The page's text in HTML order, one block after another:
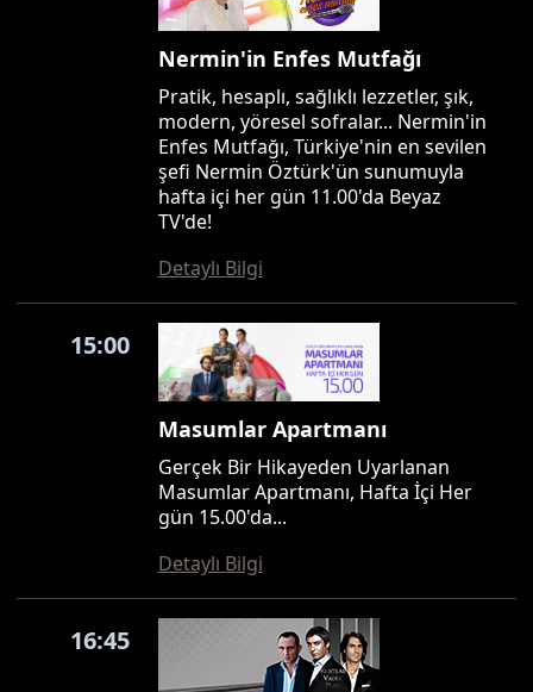
Nermin'in Enfes Mutfağı
Pratik, hesaplı, sağlıklı lezzetler, şık,
modern, yöresel sofralar... Nermin'in
Enfes Mutfağı, Türkiye'nin en sevilen
şefi Nermin Öztürk'ün sunumuyla
hafta içi her gün 11.00'da Beyaz
TV'de!
Detaylı Bilgi
15:00
Masumlar Apartmanı
Gerçek Bir Hikayeden Uyarlanan
Masumlar Apartmanı, Hafta İçi Her
gün 15.00'da...
Detaylı Bilgi
16:45